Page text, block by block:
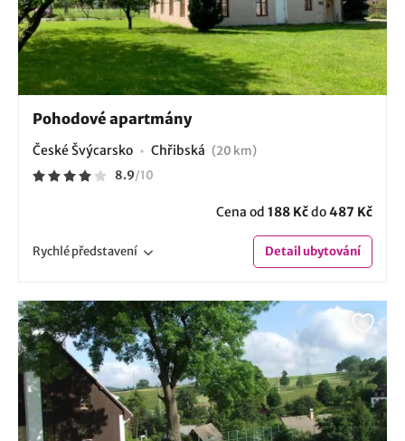
Pohodové apartmány
České Švýcarsko Chřibská (20 km)
8.9/10
Cena od 188 Kčdo487 Kč
Rychlépředstavení Detailubytování